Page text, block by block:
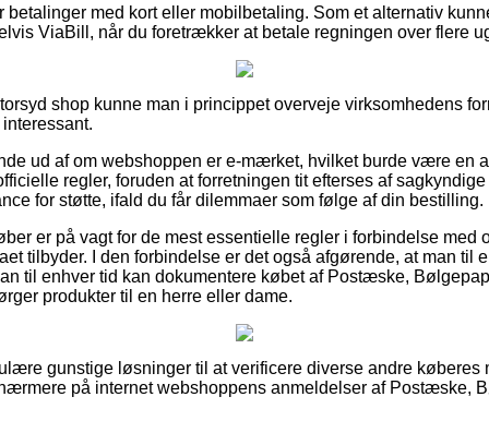
betalinger med kort eller mobilbetaling. Som et alternativ
ViaBill, når du foretrækker at betale regningen over flere
shop kunne man i princippet overveje virksomhedens
ud af om webshoppen er e-mærket, hvilket burde være en
regler, foruden at forretningen tit efterses af
for støtte, ifald du får dilemmaer som følge af din bestilling.
er på vagt for de mest essentielle regler i forbindelse med
tilbyder. I den forbindelse er det også afgørende, at man til
til enhver tid kan dokumentere købet af Postæske,
produkter til en herre eller dame.
gunstige løsninger til at verificere diverse andre køberes
på internet webshoppens anmeldelser af Postæske,